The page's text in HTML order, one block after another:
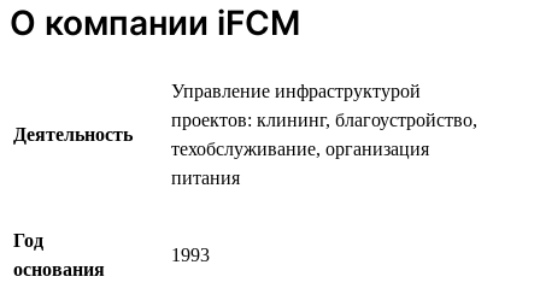
О компании iFCM
Деятельность
Управление инфраструктурой
проектов: клининг, благоустройство,
техобслуживание, организация
питания
Год
основания
1993